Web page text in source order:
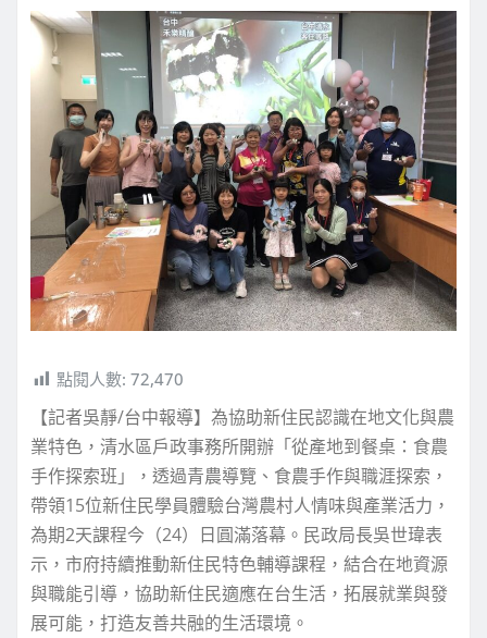
點閱人數: 72,470
【記者吳靜/台中報導】為協助新住民認識在地文化與農
業特色，清水區戶政事務所開辦「從產地到餐桌：食農
手作探索班」，透過青農導覽、食農手作與職涯探索，
帶領15位新住民學員體驗台灣農村人情味與產業活力，
為期2天課程今（24）日圓滿落幕。民政局長吳世瑋表
示，市府持續推動新住民特色輔導課程，結合在地資源
與職能引導，協助新住民適應在台生活，拓展就業與發
展可能，打造友善共融的生活環境。